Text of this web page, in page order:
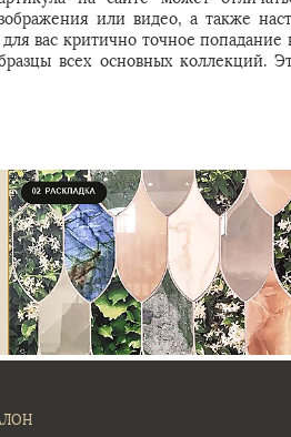
или видео, а также
вас критично точное
всех основных коллекций.